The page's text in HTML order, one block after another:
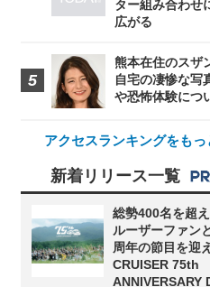
ター組み合わせ
広がる
熊本在住のスザ
自宅の凄惨な
や恐怖体験につ
アクセスランキングをもっ
新着リリース一覧
総勢400名を超
ルーザーファン
周年の節目を迎
CRUISER 75th
ANNIVERSARY